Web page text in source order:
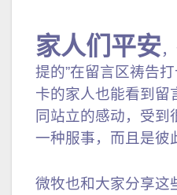
家人们平安
提的”在留言区祷告
卡的家人也能看到留
同站立的感动，受到
一种服事，而且是彼
微牧也和大家分享这